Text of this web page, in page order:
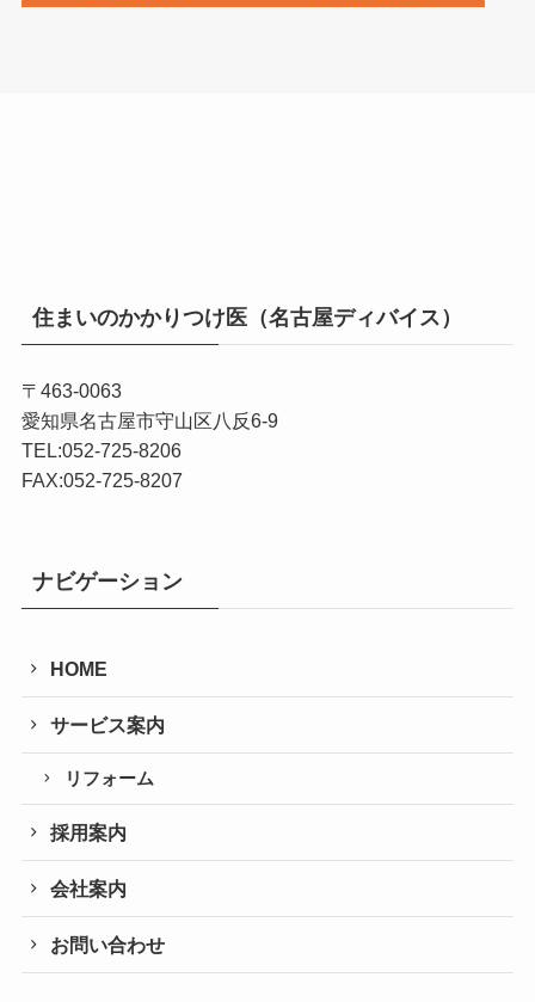
住まいのかかりつけ医（名古屋ディバイス）
〒463-0063
愛知県名古屋市守山区八反6-9
TEL:052-725-8206
FAX:052-725-8207
ナビゲーション
HOME
サービス案内
リフォーム
採用案内
会社案内
お問い合わせ